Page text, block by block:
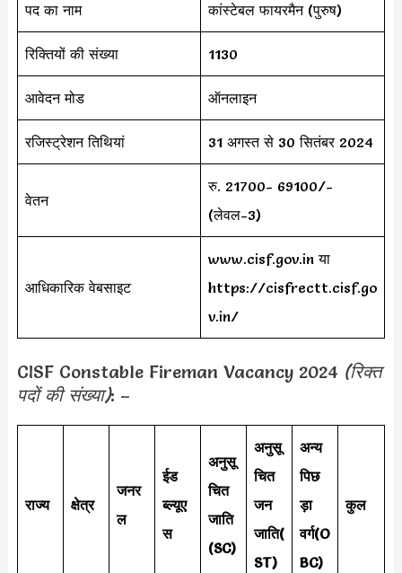
पद का नाम कांस्टेबल फायरमैन (पुरुष)
रिक्तियों की संख्या 1130
आवेदन मोड ऑनलाइन
रजिस्ट्रेशन तिथियां 31 अगस्त से 30 सितंबर 2024
वेतन
रु. 21700- 69100/-
(लेवल-3)
आधिकारिक वेबसाइट
www.cisf.gov.in या
https://cisfrectt.cisf.go
v.in/
CISF Constable Fireman Vacancy 2024 (रिक्त
पदों की संख्या): –
राज्य क्षेत्र
जनर
ल
ईड
ब्ल्यूए
स
अनुसू
चित
जाति
(SC)
अनुसू
चित
जन
जाति(
ST)
अन्य
पिछ
ड़ा
वर्ग(O
BC)
कुल